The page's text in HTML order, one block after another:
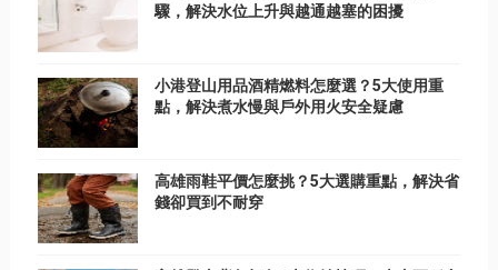
驟，解決水位上升與越通越塞的困擾
小港登山用品酒精燃料怎麼選？5大使用重
點，解決煮水慢與戶外用火安全疑慮
高雄雨鞋平價怎麼挑？5大選購重點，解決省
錢卻買到不耐穿